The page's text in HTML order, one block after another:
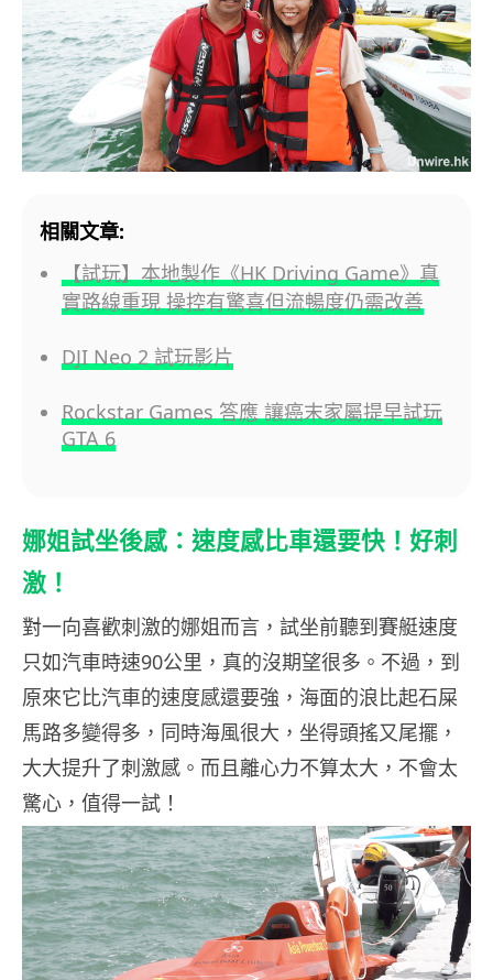
相關文章:
【試玩】本地製作《HK Driving Game》真
實路線重現 操控有驚喜但流暢度仍需改善
DJI Neo 2 試玩影片
Rockstar Games 答應 讓癌末家屬提早試玩
GTA 6
娜姐試坐後感：速度感比車還要快！好刺
激！
對一向喜歡刺激的娜姐而言，試坐前聽到賽艇速度
只如汽車時速90公里，真的沒期望很多。不過，到
原來它比汽車的速度感還要強，海面的浪比起石屎
馬路多變得多，同時海風很大，坐得頭搖又尾擺，
大大提升了刺激感。而且離心力不算太大，不會太
驚心，值得一試！